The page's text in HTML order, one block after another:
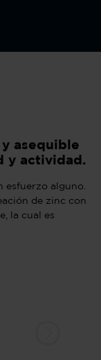
asequible
y actividad.
esfuerzo alguno.
de zinc con
la cual es